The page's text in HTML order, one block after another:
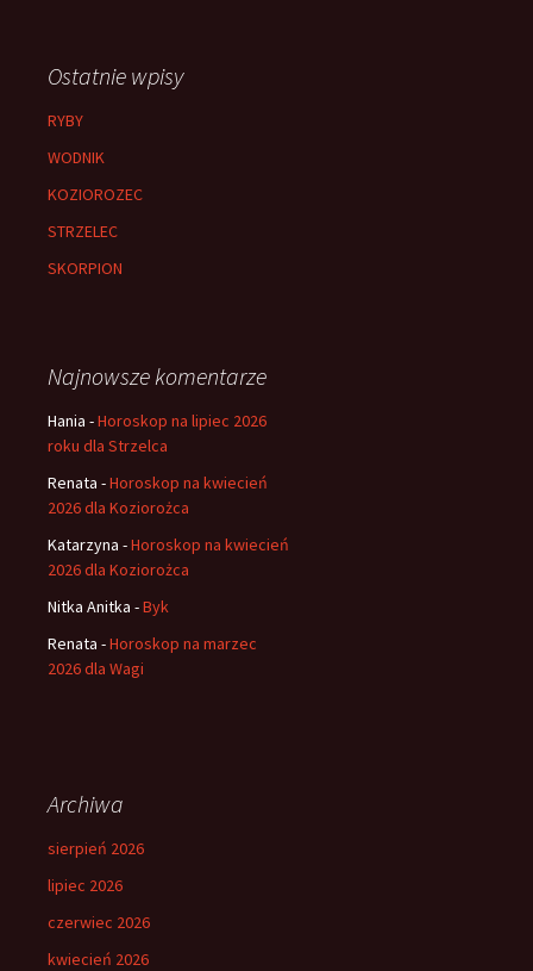
Ostatnie wpisy
RYBY
WODNIK
KOZIOROZEC
STRZELEC
SKORPION
Najnowsze komentarze
Hania -Horoskop na lipiec 2026
roku dla Strzelca
Renata -Horoskop na kwiecień
2026 dla Koziorożca
Katarzyna -Horoskop na kwiecień
2026 dla Koziorożca
Nitka Anitka -Byk
Renata -Horoskop na marzec
2026 dla Wagi
Archiwa
sierpień 2026
lipiec 2026
czerwiec 2026
kwiecień 2026